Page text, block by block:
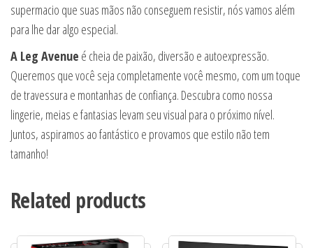
supermacio que suas mãos não conseguem resistir, nós vamos além
para lhe dar algo especial.
A Leg Avenue é cheia de paixão, diversão e autoexpressão.
Queremos que você seja completamente você mesmo, com um toque
de travessura e montanhas de confiança. Descubra como nossa
lingerie, meias e fantasias levam seu visual para o próximo nível.
Juntos, aspiramos ao fantástico e provamos que estilo não tem
tamanho!
Related products